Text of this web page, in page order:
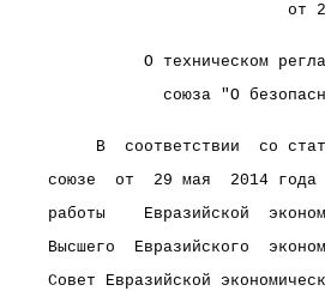
от 20
О техническом
союза "О
В  соответствии  со
союзе  от  29 мая  2014
работы    Евразийской
Высшего  Евразийского
Совет Евразийской